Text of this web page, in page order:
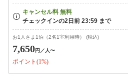
お1人さま1泊（2名1室利用時） (税込)
7,650円 ／人〜
ポイント(1%)